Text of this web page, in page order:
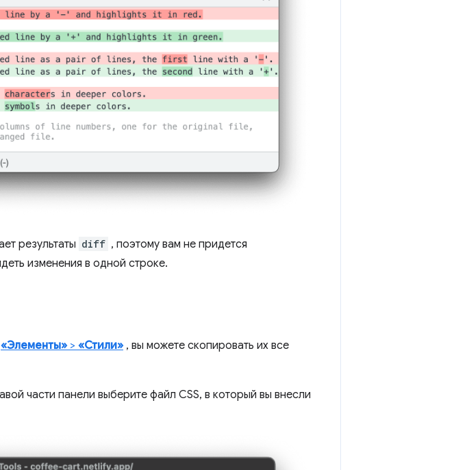
результаты diff , поэтому вам не придется
изменения в одной строке.
«Элементы» > «Стили» , вы можете скопировать их все
части панели выберите файл CSS, в который вы внесли